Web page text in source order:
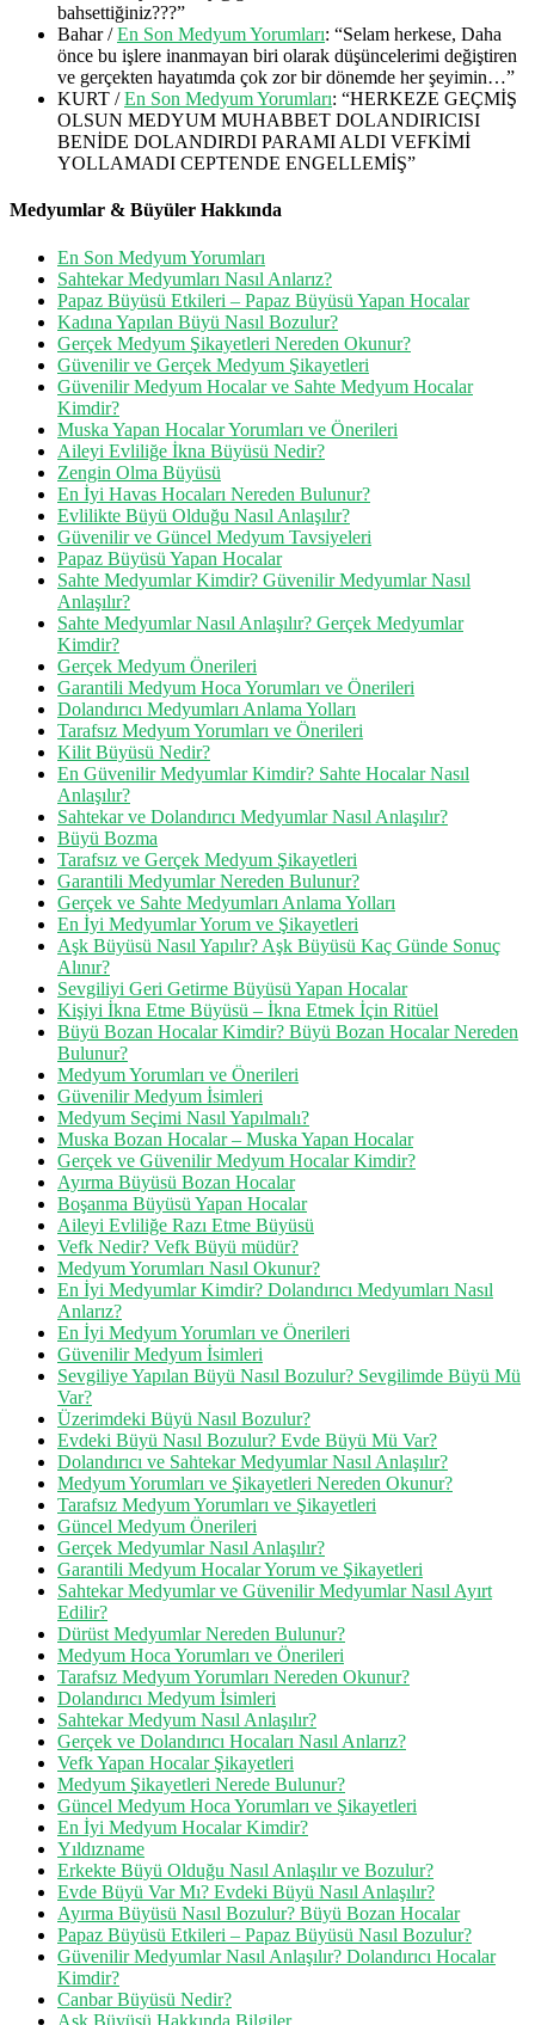
bahsettiğiniz???”
Bahar/En Son Medyum Yorumları: “Selam herkese, Daha
önce bu işlere inanmayan biri olarak düşüncelerimi değiştiren
ve gerçekten hayatımda çok zor bir dönemde her şeyimin…”
KURT /En Son Medyum Yorumları: “HERKEZE GEÇMİŞ
OLSUN MEDYUM MUHABBET DOLANDIRICISI
BENİDE DOLANDIRDI PARAMI ALDI VEFKİMİ
YOLLAMADI CEPTENDE ENGELLEMİŞ”
Medyumlar & Büyüler Hakkında
En Son Medyum Yorumları
Sahtekar Medyumları Nasıl Anlarız?
Papaz Büyüsü Etkileri – Papaz Büyüsü Yapan Hocalar
Kadına Yapılan Büyü Nasıl Bozulur?
Gerçek Medyum Şikayetleri Nereden Okunur?
Güvenilir ve Gerçek Medyum Şikayetleri
Güvenilir Medyum Hocalar ve Sahte Medyum Hocalar
Kimdir?
Muska Yapan Hocalar Yorumları ve Önerileri
Aileyi Evliliğe İkna Büyüsü Nedir?
Zengin Olma Büyüsü
En İyi Havas Hocaları Nereden Bulunur?
Evlilikte Büyü Olduğu Nasıl Anlaşılır?
Güvenilir ve Güncel Medyum Tavsiyeleri
Papaz Büyüsü Yapan Hocalar
Sahte Medyumlar Kimdir? Güvenilir Medyumlar Nasıl
Anlaşılır?
Sahte Medyumlar Nasıl Anlaşılır? Gerçek Medyumlar
Kimdir?
Gerçek Medyum Önerileri
Garantili Medyum Hoca Yorumları ve Önerileri
Dolandırıcı Medyumları Anlama Yolları
Tarafsız Medyum Yorumları ve Önerileri
Kilit Büyüsü Nedir?
En Güvenilir Medyumlar Kimdir? Sahte Hocalar Nasıl
Anlaşılır?
Sahtekar ve Dolandırıcı Medyumlar Nasıl Anlaşılır?
Büyü Bozma
Tarafsız ve Gerçek Medyum Şikayetleri
Garantili Medyumlar Nereden Bulunur?
Gerçek ve Sahte Medyumları Anlama Yolları
En İyi Medyumlar Yorum ve Şikayetleri
Aşk Büyüsü Nasıl Yapılır? Aşk Büyüsü Kaç Günde Sonuç
Alınır?
Sevgiliyi Geri Getirme Büyüsü Yapan Hocalar
Kişiyi İkna Etme Büyüsü – İkna Etmek İçin Ritüel
Büyü Bozan Hocalar Kimdir? Büyü Bozan Hocalar Nereden
Bulunur?
Medyum Yorumları ve Önerileri
Güvenilir Medyum İsimleri
Medyum Seçimi Nasıl Yapılmalı?
Muska Bozan Hocalar – Muska Yapan Hocalar
Gerçek ve Güvenilir Medyum Hocalar Kimdir?
Ayırma Büyüsü Bozan Hocalar
Boşanma Büyüsü Yapan Hocalar
Aileyi Evliliğe Razı Etme Büyüsü
Vefk Nedir? Vefk Büyü müdür?
Medyum Yorumları Nasıl Okunur?
En İyi Medyumlar Kimdir? Dolandırıcı Medyumları Nasıl
Anlarız?
En İyi Medyum Yorumları ve Önerileri
Güvenilir Medyum İsimleri
Sevgiliye Yapılan Büyü Nasıl Bozulur? Sevgilimde Büyü Mü
Var?
Üzerimdeki Büyü Nasıl Bozulur?
Evdeki Büyü Nasıl Bozulur? Evde Büyü Mü Var?
Dolandırıcı ve Sahtekar Medyumlar Nasıl Anlaşılır?
Medyum Yorumları ve Şikayetleri Nereden Okunur?
Tarafsız Medyum Yorumları ve Şikayetleri
Güncel Medyum Önerileri
Gerçek Medyumlar Nasıl Anlaşılır?
Garantili Medyum Hocalar Yorum ve Şikayetleri
Sahtekar Medyumlar ve Güvenilir Medyumlar Nasıl Ayırt
Edilir?
Dürüst Medyumlar Nereden Bulunur?
Medyum Hoca Yorumları ve Önerileri
Tarafsız Medyum Yorumları Nereden Okunur?
Dolandırıcı Medyum İsimleri
Sahtekar Medyum Nasıl Anlaşılır?
Gerçek ve Dolandırıcı Hocaları Nasıl Anlarız?
Vefk Yapan Hocalar Şikayetleri
Medyum Şikayetleri Nerede Bulunur?
Güncel Medyum Hoca Yorumları ve Şikayetleri
En İyi Medyum Hocalar Kimdir?
Yıldızname
Erkekte Büyü Olduğu Nasıl Anlaşılır ve Bozulur?
Evde Büyü Var Mı? Evdeki Büyü Nasıl Anlaşılır?
Ayırma Büyüsü Nasıl Bozulur? Büyü Bozan Hocalar
Papaz Büyüsü Etkileri – Papaz Büyüsü Nasıl Bozulur?
Güvenilir Medyumlar Nasıl Anlaşılır? Dolandırıcı Hocalar
Kimdir?
Canbar Büyüsü Nedir?
Aşk Büyüsü Hakkında Bilgiler